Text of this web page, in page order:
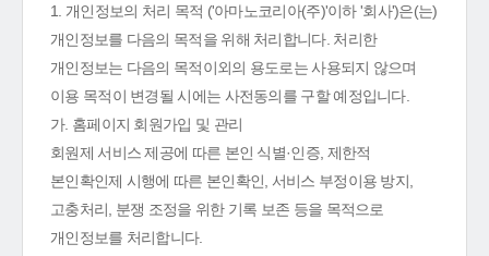
1. 개인정보의 처리 목적 ('아마노코리아(주)'이하 '회사')은(는)
개인정보를 다음의 목적을 위해 처리합니다. 처리한
개인정보는 다음의 목적이외의 용도로는 사용되지 않으며
이용 목적이 변경될 시에는 사전동의를 구할 예정입니다.
가. 홈페이지 회원가입 및 관리
회원제 서비스 제공에 따른 본인 식별·인증, 제한적
본인확인제 시행에 따른 본인확인, 서비스 부정이용 방지,
고충처리, 분쟁 조정을 위한 기록 보존 등을 목적으로
개인정보를 처리합니다.